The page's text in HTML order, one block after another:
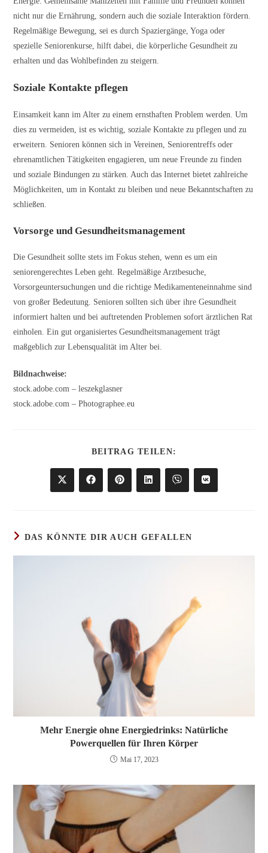
nicht nur die Ernährung, sondern auch die soziale Interaktion fördern.
Regelmäßige Bewegung, sei es durch Spaziergänge, Yoga oder
spezielle Seniorenkurse, hilft dabei, die körperliche Gesundheit zu
erhalten und das Wohlbefinden zu steigern.
Soziale Kontakte pflegen
Einsamkeit kann im Alter zu einem ernsthaften Problem werden. Um
dies zu vermeiden, ist es wichtig, soziale Kontakte zu pflegen und zu
erweitern. Senioren können sich in Vereinen, Seniorentreffs oder
ehrenamtlichen Tätigkeiten engagieren, um neue Freunde zu finden
und soziale Bindungen zu stärken. Auch das Internet bietet zahlreiche
Möglichkeiten, um in Kontakt zu bleiben und neue Bekanntschaften zu
schließen.
Vorsorge und Gesundheitsmanagement
Die Gesundheit sollte stets im Fokus stehen, wenn es um ein
seniorengerechtes Leben geht. Regelmäßige Arztbesuche,
Vorsorgeuntersuchungen und die richtige Medikamenteneinnahme sind
von großer Bedeutung. Senioren sollten sich über ihre Gesundheit
informiert halten und bei auftretenden Problemen sofort ärztlichen Rat
einholen. Ein gut organisiertes Gesundheitsmanagement trägt
maßgeblich zur Lebensqualität im Alter bei.
Bildnachweise:
stock.adobe.com – leszekglasner
stock.adobe.com – Photographee.eu
BEITRAG TEILEN:
TEILEN
Öffnet
in
Öffnet
in
Öffnet
in
Öffnet
in
Öffnet
in
Öffnet
in
DAS KÖNNTE DIR AUCH GEFALLEN
Mehr Energie ohne Energiedrinks: Natürliche
Powerquellen für Ihren Körper
Mai 17, 2023